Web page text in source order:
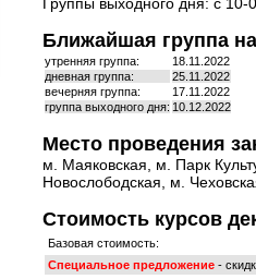
Ближайшая группа
утренняя группа:
18.11.2022
дневная группа:
25.11.2022
вечерняя группа:
17.11.2022
группа выходного дня: 10.12.2022
Место проведения
м. Маяковская, м. Парк
Новослободская, м.
Стоимость курсов
Базовая стоимость:
Специальное предложение -